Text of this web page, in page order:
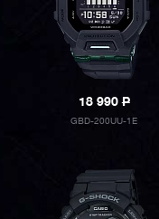
18 990P
GBD-200UU-1E